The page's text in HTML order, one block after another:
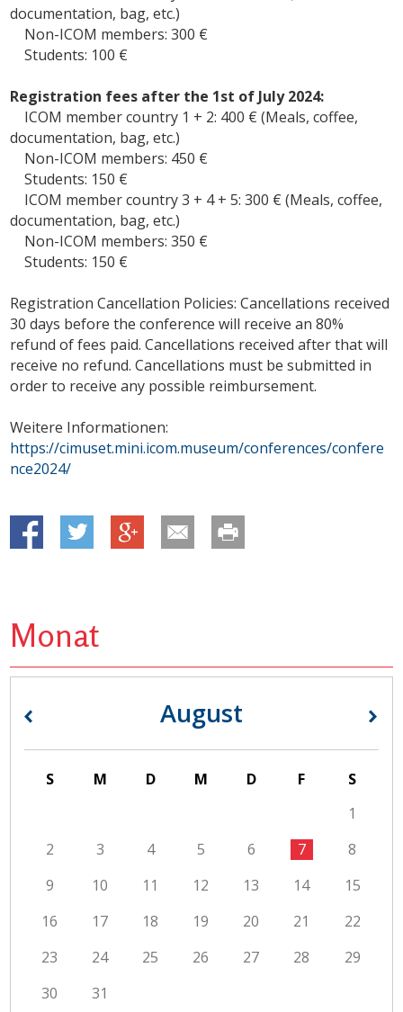
documentation, bag, etc.)
Non-ICOM members: 300 €
Students: 100 €
Registration fees after the 1st of July 2024:
ICOM member country 1 + 2: 400 € (Meals, coffee,
documentation, bag, etc.)
Non-ICOM members: 450 €
Students: 150 €
ICOM member country 3 + 4 + 5: 300 € (Meals, coffee,
documentation, bag, etc.)
Non-ICOM members: 350 €
Students: 150 €
Registration Cancellation Policies: Cancellations received
30 days before the conference will receive an 80%
refund of fees paid. Cancellations received after that will
receive no refund. Cancellations must be submitted in
order to receive any possible reimbursement.
Weitere Informationen:
https://cimuset.mini.icom.museum/conferences/confere
nce2024/
Monat
August
« »
S M D M D F
S
1
2
3 4 5 6 7
8
9
10 11 12 13 14
15
16
17 18 19 20 21
22
23
24 25 26 27 28
29
30
31